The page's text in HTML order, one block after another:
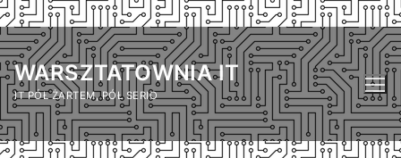
Przejdź
do
treści
WARSZTATOWNIA IT
IT PÓŁ ŻARTEM, PÓŁ SERIO